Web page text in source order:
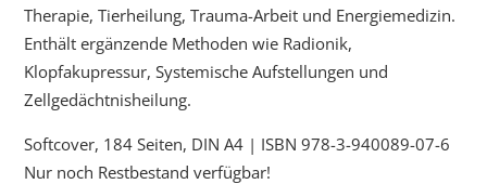
Therapie, Tierheilung, Trauma-Arbeit und Energiemedizin.
Enthält ergänzende Methoden wie Radionik,
Klopfakupressur, Systemische Aufstellungen und
Zellgedächtnisheilung.
Softcover, 184 Seiten, DIN A4 | ISBN 978-3-940089-07-6
Nur noch Restbestand verfügbar!